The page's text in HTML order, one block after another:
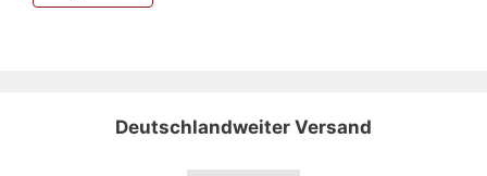
Deutschlandweiter Versand